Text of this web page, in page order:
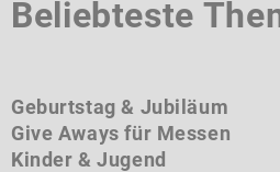
Beliebteste
Geburtstag & Jubiläum
Give Aways für Messen
Kinder & Jugend